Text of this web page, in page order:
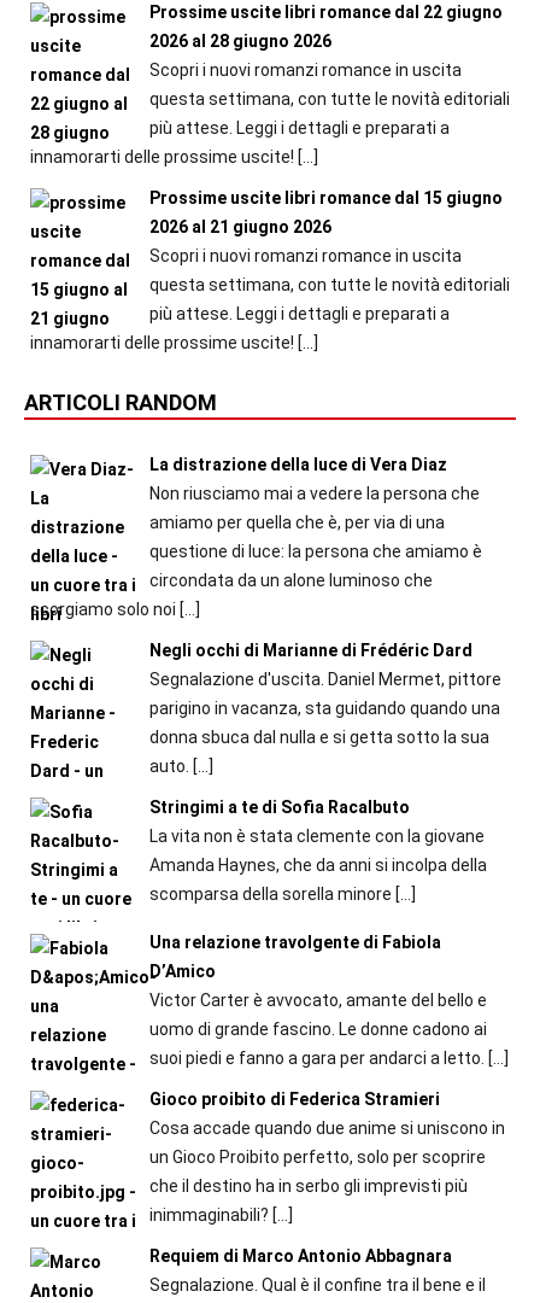
Prossime uscite libri romance dal 22 giugno
2026 al 28 giugno 2026
Scopri i nuovi romanzi romance in uscita
questa settimana, con tutte le novità editoriali
più attese. Leggi i dettagli e preparati a
innamorarti delle prossime uscite! […]
Prossime uscite libri romance dal 15 giugno
2026 al 21 giugno 2026
Scopri i nuovi romanzi romance in uscita
questa settimana, con tutte le novità editoriali
più attese. Leggi i dettagli e preparati a
innamorarti delle prossime uscite! […]
ARTICOLI RANDOM
La distrazione della luce di Vera Diaz
Non riusciamo mai a vedere la persona che
amiamo per quella che è, per via di una
questione di luce: la persona che amiamo è
circondata da un alone luminoso che
scorgiamo solo noi […]
Negli occhi di Marianne di Frédéric Dard
Segnalazione d'uscita. Daniel Mermet, pittore
parigino in vacanza, sta guidando quando una
donna sbuca dal nulla e si getta sotto la sua
auto. […]
Stringimi a te di Sofia Racalbuto
La vita non è stata clemente con la giovane
Amanda Haynes, che da anni si incolpa della
scomparsa della sorella minore […]
Una relazione travolgente di Fabiola
D’Amico
Victor Carter è avvocato, amante del bello e
uomo di grande fascino. Le donne cadono ai
suoi piedi e fanno a gara per andarci a letto. […]
Gioco proibito di Federica Stramieri
Cosa accade quando due anime si uniscono in
un Gioco Proibito perfetto, solo per scoprire
che il destino ha in serbo gli imprevisti più
inimmaginabili? […]
Requiem di Marco Antonio Abbagnara
Segnalazione. Qual è il confine tra il bene e il